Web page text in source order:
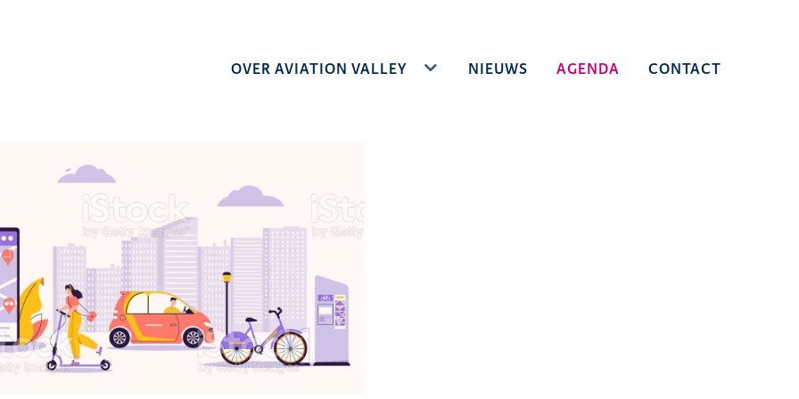
OVER AVIATION VALLEY TOGGLE DROPDOWN
NIEUWS AGENDA CONTACT